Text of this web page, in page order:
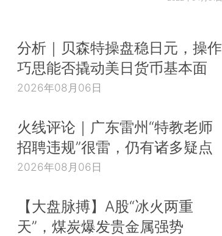
分析｜贝森特操盘稳日元，操作
巧思能否撬动美日货币基本面
2026年08月06日
火线评论｜广东雷州“特教老师
招聘违规”很雷，仍有诸多疑点
2026年08月06日
【大盘脉搏】A股“冰火两重
天”，煤炭爆发贵金属强势